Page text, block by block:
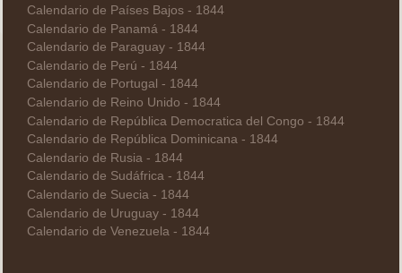
Calendario de Países Bajos - 1844
Calendario de Panamá - 1844
Calendario de Paraguay - 1844
Calendario de Perú - 1844
Calendario de Portugal - 1844
Calendario de Reino Unido - 1844
Calendario de República Democratica del Congo - 1844
Calendario de República Dominicana - 1844
Calendario de Rusia - 1844
Calendario de Sudáfrica - 1844
Calendario de Suecia - 1844
Calendario de Uruguay - 1844
Calendario de Venezuela - 1844